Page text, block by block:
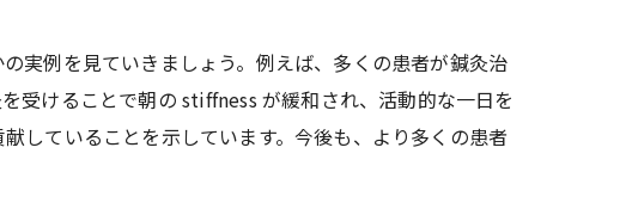
実例を見ていきましょう。例えば、多くの患者が鍼灸治
受けることで朝の stiffness が緩和され、活動的な一日を
していることを示しています。今後も、より多くの患者